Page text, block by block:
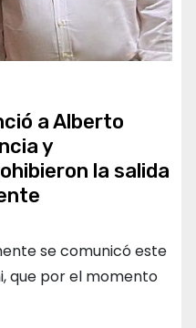
a Alberto
y
la salida
se comunicó este
que por el momento